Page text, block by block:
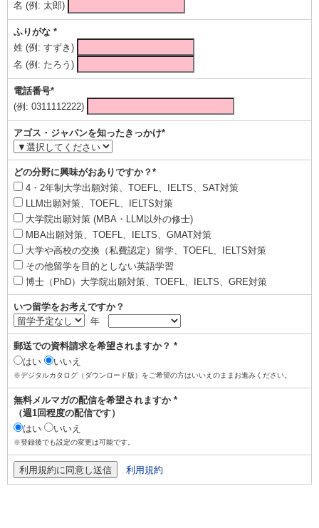
名 (例: 太郎)
ふりがな *
姓 (例: すずき)
名 (例: たろう)
電話番号*
(例: 0311112222)
アゴス・ジャパンを知ったきっかけ*
どの分野に興味がおありですか？*
4・2年制大学出願対策、TOEFL、IELTS、SAT対策
LLM出願対策、TOEFL、IELTS対策
大学院出願対策 (MBA・LLM以外の修士)
MBA出願対策、TOEFL、IELTS、GMAT対策
大学や高校の交換（私費認定）留学、TOEFL、IELTS対策
その他留学を目的としない英語学習
博士（PhD）大学院出願対策、TOEFL、IELTS、GRE対策
いつ留学をお考えですか？
年
郵送での資料請求を希望されますか？ *
はい
いいえ
※デジタルカタログ（ダウンロード版）をご希望の方はいいえのままお進みください。
無料メルマガの配信を希望されますか *
（週1回程度の配信です）
はい
いいえ
※登録後でも設定の変更は可能です。
利用規約